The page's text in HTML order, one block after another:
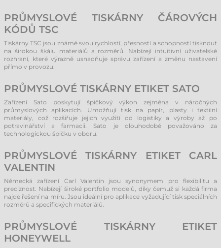
PRŮMYSLOVÉ TISKÁRNY ČÁROVÝCH
KÓDŮ TSC
Tiskárny TSC jsou známé svou rychlostí, přesností a schopností tisknout
na širokou škálu materiálů a rozměrů. Nabízejí intuitivní uživatelské
rozhraní, které výrazně usnadňuje správu zařízení a změnu nastavení
přímo v provozu.
PRŮMYSLOVÉ TISKÁRNY ETIKET SATO
Zařízení Sato poskytují špičkový výkon zejména v náročných
průmyslových aplikacích. Umožňují tisk na papír, plasty i textilní
materiály, což rozšiřuje jejich využití od logistiky a výroby až po
potravinářství a farmacii. Sato je dlouhodobě považováno za
technologickou špičku v oboru.
PRŮMYSLOVÉ TISKÁRNY ETIKET CARL
VALENTIN
Německá zařízení Carl Valentin jsou synonymem pro flexibilitu a
preciznost. Nabízejí široké portfolio modelů, díky čemuž si každá firma
najde řešení na míru. Jsou ideální pro aplikace vyžadující tisk speciálních
rozměrů a specifických materiálů.
PRŮMYSLOVÉ TISKÁRNY ETIKET
HONEYWELL